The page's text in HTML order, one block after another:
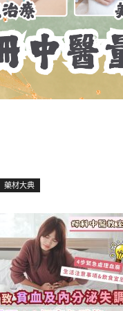
藥材大典